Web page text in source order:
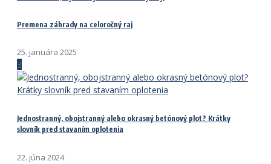
Premena záhrady na celoročný raj
25. januára 2025
3
Jednostranný, obojstranný alebo okrasný betónový plot? Krátky
slovník pred stavaním oplotenia
22. júna 2024